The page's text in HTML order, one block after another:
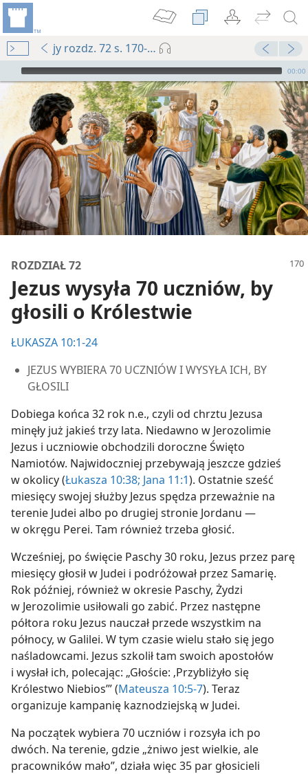
jy rozdz. 72 s. 170-s. 171, ak. 1
Audio Player
00:00
do studium) — 2024
ROZDZIAŁ 72
Jezus wysyła 70 uczniów, by
głosili o Królestwie
ŁUKASZA 10:1-24
JEZUS WYBIERA 70 UCZNIÓW I WYSYŁA ICH, BY
GŁOSILI
Dobiega końca 32 rok n.e., czyli od chrztu Jezusa
minęły już jakieś trzy lata. Niedawno w Jerozolimie
Jezus i uczniowie obchodzili doroczne Święto
Namiotów. Najwidoczniej przebywają jeszcze gdzieś
w okolicy (Łukasza 10:38; Jana 11:1). Ostatnie sześć
miesięcy swojej służby Jezus spędza przeważnie na
terenie Judei albo po drugiej stronie Jordanu —
w okręgu Perei. Tam również trzeba głosić.
Wcześniej, po święcie Paschy 30 roku, Jezus przez parę
miesięcy głosił w Judei i podróżował przez Samarię.
Rok później, również w okresie Paschy, Żydzi
w Jerozolimie usiłowali go zabić. Przez następne
półtora roku Jezus nauczał przede wszystkim na
północy, w Galilei. W tym czasie wielu stało się jego
naśladowcami. Jezus szkolił tam swoich apostołów
i wysłał ich, polecając: „Głoście: ‚Przybliżyło się
Królestwo Niebios’” (Mateusza 10:5-7). Teraz
organizuje kampanię kaznodziejską w Judei.
Na początek wybiera 70 uczniów i rozsyła ich po
dwóch. Na terenie, gdzie „żniwo jest wielkie, ale
pracowników mało”, działa więc 35 par głosicieli